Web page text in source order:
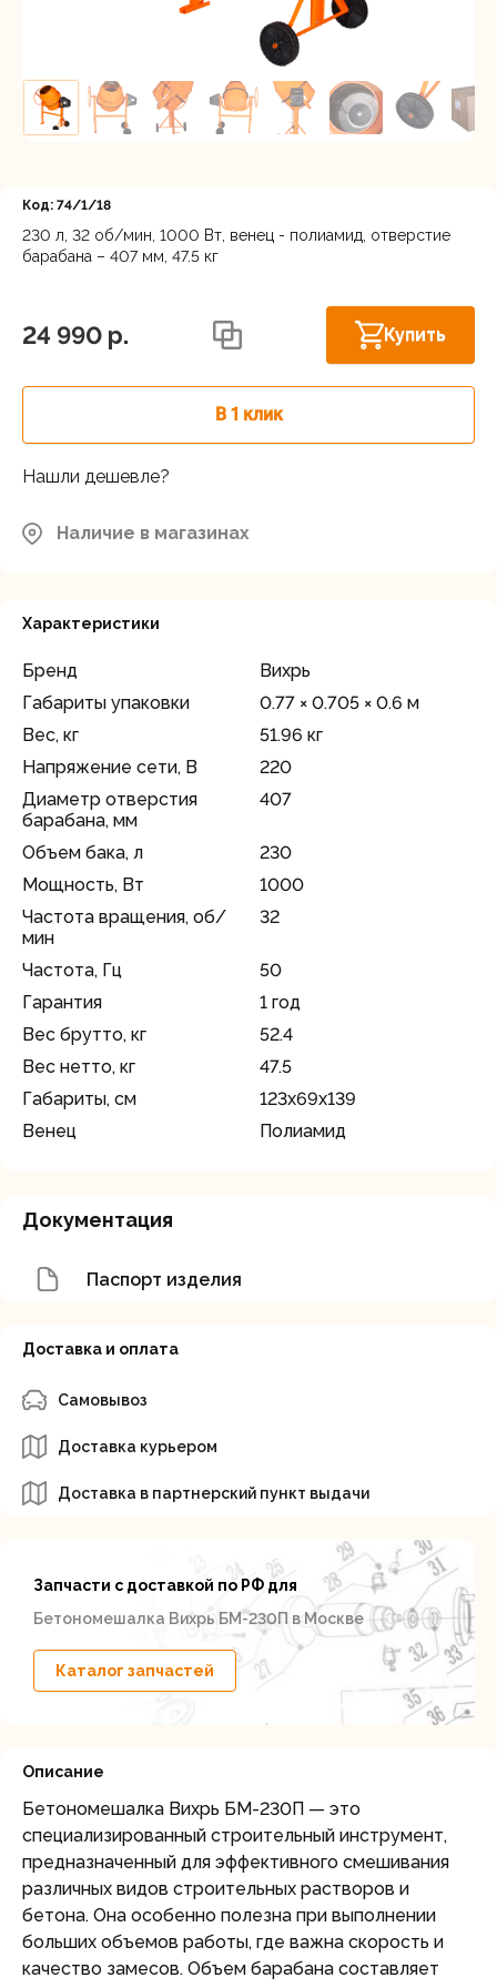
Код: 74/1/18
230 л, 32 об/мин, 1000 Вт, венец - полиамид, отверстие
барабана – 407 мм, 47.5 кг
24 990 p. Купить
В 1 клик
Нашли дешевле?
Наличие в магазинах
Западная коммунальная зона, вл. 4
Москва, Каширский проезд, 23с14
Скоро в
район, д.Грибки, ул. Промышленная
Характеристики
Бренд
Вихрь
Габариты упаковки
0.77 × 0.705 × 0.6 м
Вес, кг
51.96 кг
Напряжение сети, В
220
Диаметр отверстия
барабана, мм
407
Объем бака, л
230
Мощность, Вт
1000
Частота вращения, об/
мин
32
Частота, Гц
50
Гарантия
1 год
Вес брутто, кг
52.4
Вес нетто, кг
47.5
Габариты, см
123х69х139
Венец
Полиамид
Документация
Паспорт изделия
Доставка и оплата
Самовывоз
Доставка курьером
Доставка в партнерский пункт выдачи
Запчасти с доставкой по РФ для
Бетономешалка Вихрь БМ-230П в Москве
Каталог запчастей
Описание
Бетономешалка Вихрь БМ-230П — это
специализированный строительный инструмент,
предназначенный для эффективного смешивания
различных видов строительных растворов и
бетона. Она особенно полезна при выполнении
больших объемов работы, где важна скорость и
качество замесов. Объем барабана составляет